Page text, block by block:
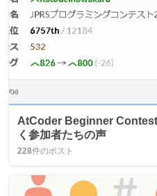
AtCoder Beginner
く参加者たちの声
228件のポスト